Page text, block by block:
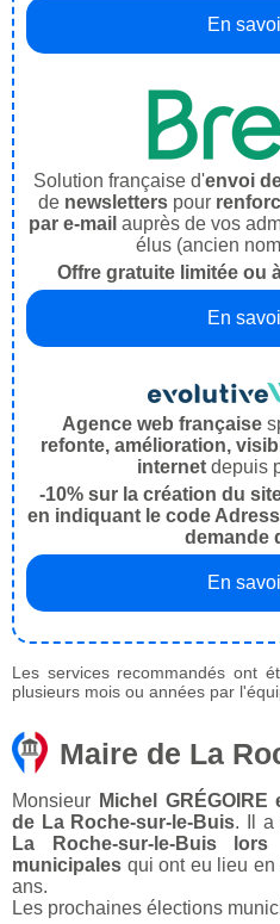
En
Solution française d'envoi
de newsletters pour
par e-mail auprès de vos
élus (ancien
Offre gratuite limitée ou
En
Agence web française
refonte, amélioration,
internet depuis
-10% sur la création du
en indiquant le code
demande
En
Les services recommandés ont
plusieurs mois ou années par
Maire de La
Monsieur Michel
de La Roche-sur-le-Buis. Il
La Roche-sur-le-Buis
municipales qui ont eu lieu
ans.
Les prochaines élections